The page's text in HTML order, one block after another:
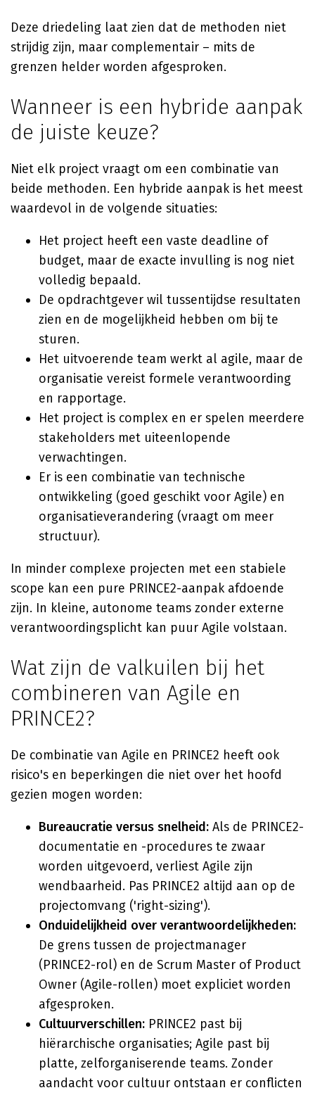
Deze driedeling laat zien dat de methoden niet
strijdig zijn, maar complementair – mits de
grenzen helder worden afgesproken.
Wanneer is een hybride aanpak
de juiste keuze?
Niet elk project vraagt om een combinatie van
beide methoden. Een hybride aanpak is het meest
waardevol in de volgende situaties:
Het project heeft een vaste deadline of
budget, maar de exacte invulling is nog niet
volledig bepaald.
De opdrachtgever wil tussentijdse resultaten
zien en de mogelijkheid hebben om bij te
sturen.
Het uitvoerende team werkt al agile, maar de
organisatie vereist formele verantwoording
en rapportage.
Het project is complex en er spelen meerdere
stakeholders met uiteenlopende
verwachtingen.
Er is een combinatie van technische
ontwikkeling (goed geschikt voor Agile) en
organisatieverandering (vraagt om meer
structuur).
In minder complexe projecten met een stabiele
scope kan een pure PRINCE2-aanpak afdoende
zijn. In kleine, autonome teams zonder externe
verantwoordingsplicht kan puur Agile volstaan.
Wat zijn de valkuilen bij het
combineren van Agile en
PRINCE2?
De combinatie van Agile en PRINCE2 heeft ook
risico's en beperkingen die niet over het hoofd
gezien mogen worden:
Bureaucratie versus snelheid: Als de PRINCE2-
documentatie en -procedures te zwaar
worden uitgevoerd, verliest Agile zijn
wendbaarheid. Pas PRINCE2 altijd aan op de
projectomvang ('right-sizing').
Onduidelijkheid over verantwoordelijkheden:
De grens tussen de projectmanager
(PRINCE2-rol) en de Scrum Master of Product
Owner (Agile-rollen) moet expliciet worden
afgesproken.
Cultuurverschillen: PRINCE2 past bij
hiërarchische organisaties; Agile past bij
platte, zelforganiserende teams. Zonder
aandacht voor cultuur ontstaan er conflicten